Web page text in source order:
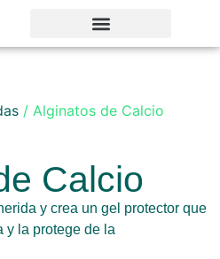
/ Alginatos de Calcio
Calcio
y crea un gel protector que
y la protege de la